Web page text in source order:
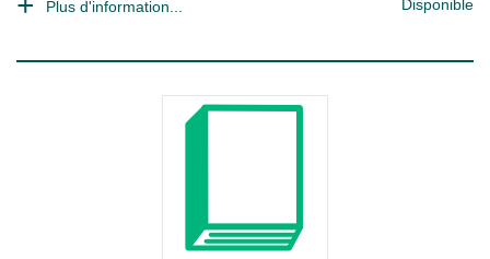
Plus d'information... Disponible